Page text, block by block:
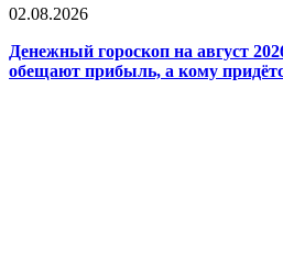
02.08.2026
Денежный гороскоп на август
обещают прибыль, а кому